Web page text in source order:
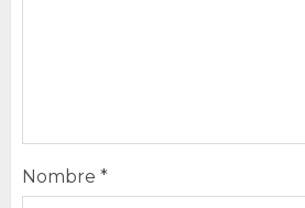
Nombre *